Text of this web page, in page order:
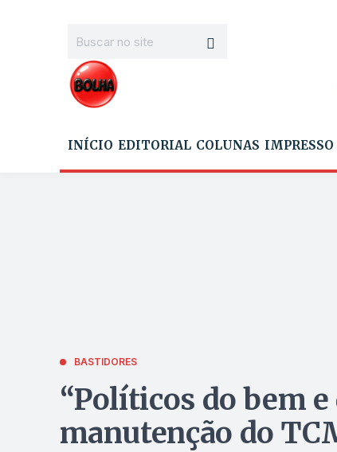
INÍCIO EDITORIAL COLUNAS IMPRESSO
BASTIDORES
“Políticos do bem
manutenção do